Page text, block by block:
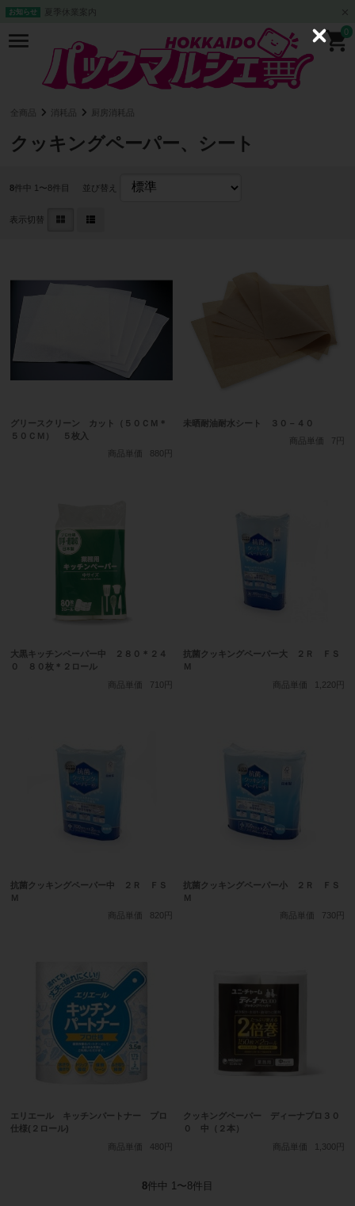
お知らせ 夏季休業案内
0
全商品 消耗品 厨房消耗品
クッキングペーパー、シート
8件中 1〜8件目 並び替え
表示切替
グリースクリーン カット（５０ＣＭ＊
５０ＣＭ） ５枚入
商品単価
880円
未晒耐油耐水シート ３０－４０
商品単価
7円
大黒キッチンペーパー中 ２８０＊２４
０ ８０枚＊２ロール
商品単価
710円
抗菌クッキングペーパー大 ２Ｒ ＦＳ
Ｍ
商品単価
1,220円
抗菌クッキングペーパー中 ２Ｒ ＦＳ
Ｍ
商品単価
820円
抗菌クッキングペーパー小 ２Ｒ ＦＳ
Ｍ
商品単価
730円
エリエール キッチンパートナー プロ
仕様(２ロール)
商品単価
480円
クッキングペーパー ディーナプロ３０
０ 中（２本）
商品単価
1,300円
8件中 1〜8件目
C